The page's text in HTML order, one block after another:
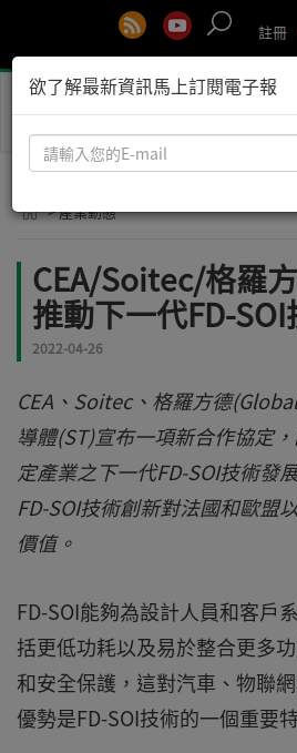
註冊
> 產業動態
CEA/Soitec/格羅
推動下一代FD-SOI
2022-04-26
CEA、Soitec、格羅方德
導體(ST)宣布一項新合作協定
定產業之下一代FD-SOI技術發
FD-SOI技術創新對法國和歐盟
價值。
FD-SOI能夠為設計人員和客戶
括更低功耗以及易於整合更多
和安全保護，這對汽車、物聯
優勢是FD-SOI技術的一個重要
欲了解最新資訊馬上訂閱電子報
請
輸
您
E-
mail